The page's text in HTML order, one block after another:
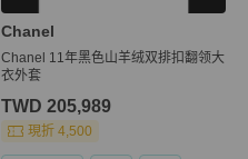
Chanel
Chanel 11年黑色山羊绒双排扣翻领大
衣外套
TWD 205,989
現折 4,500